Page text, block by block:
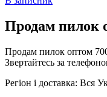
Продам пилок
Продам пилок оптом
Звертайтесь за
Регіон і доставка: Вся